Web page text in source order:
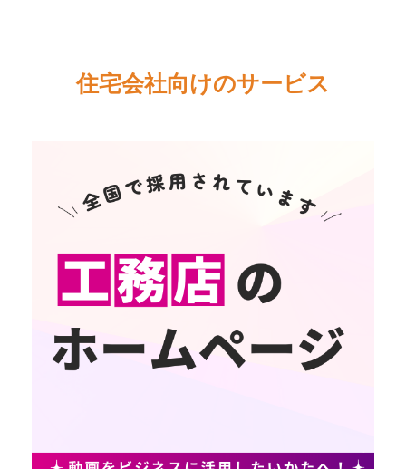
住宅会社向けのサービス